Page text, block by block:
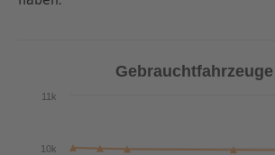
Gebrauchtfahrzeuge
10k
11k